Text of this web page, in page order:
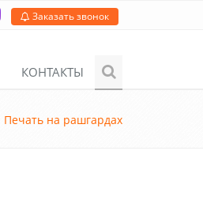
Заказать звонок
КОНТАКТЫ
Печать на рашгардах